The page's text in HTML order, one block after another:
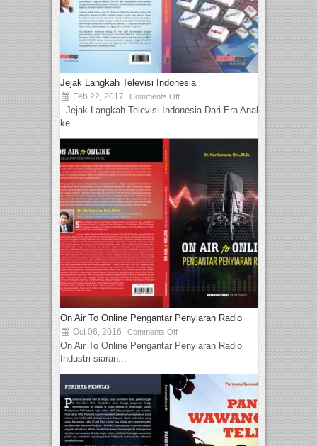
Jejak Langkah Televisi Indonesia
Feb 22, 2017 Comments Off
Jejak Langkah Televisi Indonesia Dari Era Analog
ke...
On Air To Online Pengantar Penyiaran Radio
Oct 06, 2016 Comments Off
On Air To Online Pengantar Penyiaran Radio
Industri siaran...